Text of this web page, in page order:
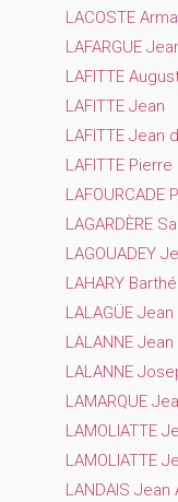
LACOSTE
LAFARGUE
LAFITTE
LAFITTE Jean
LAFITTE Jean
LAFITTE Pierre
LAFOURCADE
LAGARDÈRE
LAGOUADEY
LAHARY
LALAGÜE Jean
LALANNE Jean
LALANNE
LAMARQUE
LAMOLIATTE
LAMOLIATTE
LANDAIS Jean